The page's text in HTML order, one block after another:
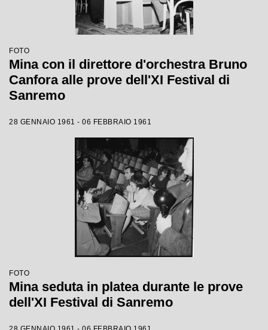
FOTO
Mina con il direttore d'orchestra Bruno
Canfora alle prove dell'XI Festival di
Sanremo
28 GENNAIO 1961 - 06 FEBBRAIO 1961
FOTO
Mina seduta in platea durante le prove
dell'XI Festival di Sanremo